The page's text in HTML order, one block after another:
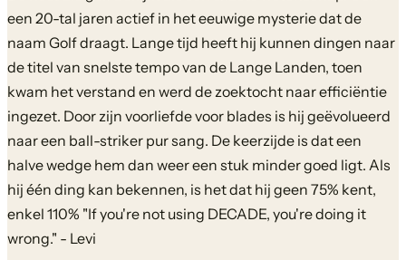
een 20-tal jaren actief in het eeuwige mysterie dat de
naam Golf draagt. Lange tijd heeft hij kunnen dingen naar
de titel van snelste tempo van de Lange Landen, toen
kwam het verstand en werd de zoektocht naar efficiëntie
ingezet. Door zijn voorliefde voor blades is hij geëvolueerd
naar een ball-striker pur sang. De keerzijde is dat een
halve wedge hem dan weer een stuk minder goed ligt. Als
hij één ding kan bekennen, is het dat hij geen 75% kent,
enkel 110% "If you're not using DECADE, you're doing it
wrong." - Levi